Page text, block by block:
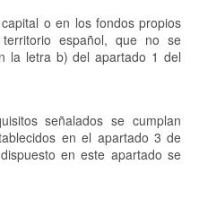
o en los fondos propios
español, que no se
la letra b) del apartado 1 del
señalados se cumplan
en el apartado 3 de
en este apartado se